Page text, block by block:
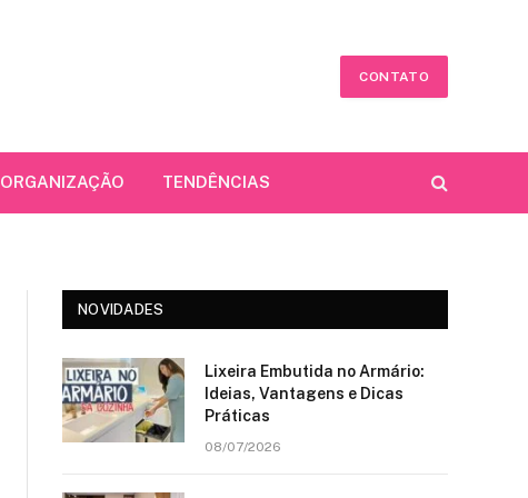
CONTATO
ORGANIZAÇÃO TENDÊNCIAS
NOVIDADES
Lixeira Embutida no Armário:
Ideias, Vantagens e Dicas
Práticas
08/07/2026